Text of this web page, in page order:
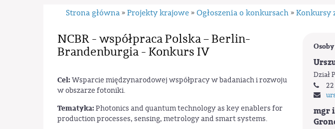
Strona główna » Projekty krajowe » Ogłoszenia o konkursach » Konkursy
Dział
mgr
NCBR - współpraca Polska – Berlin-
Brandenburgia - Konkurs IV
Cel:Wsparcie międzynarodowej współpracy w badaniach i rozwoju
w obszarze fotoniki.
Tematyka:Photonics and quantum technology as key enablers for
production processes, sensing, metrology and smart systems.